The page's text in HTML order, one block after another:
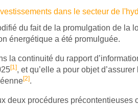
dans le secteur de
du fait de la promulgation de
énergétique a été promulguée.
la continuité du rapport
[1], et qu’elle a pour objet
[2].
deux procédures